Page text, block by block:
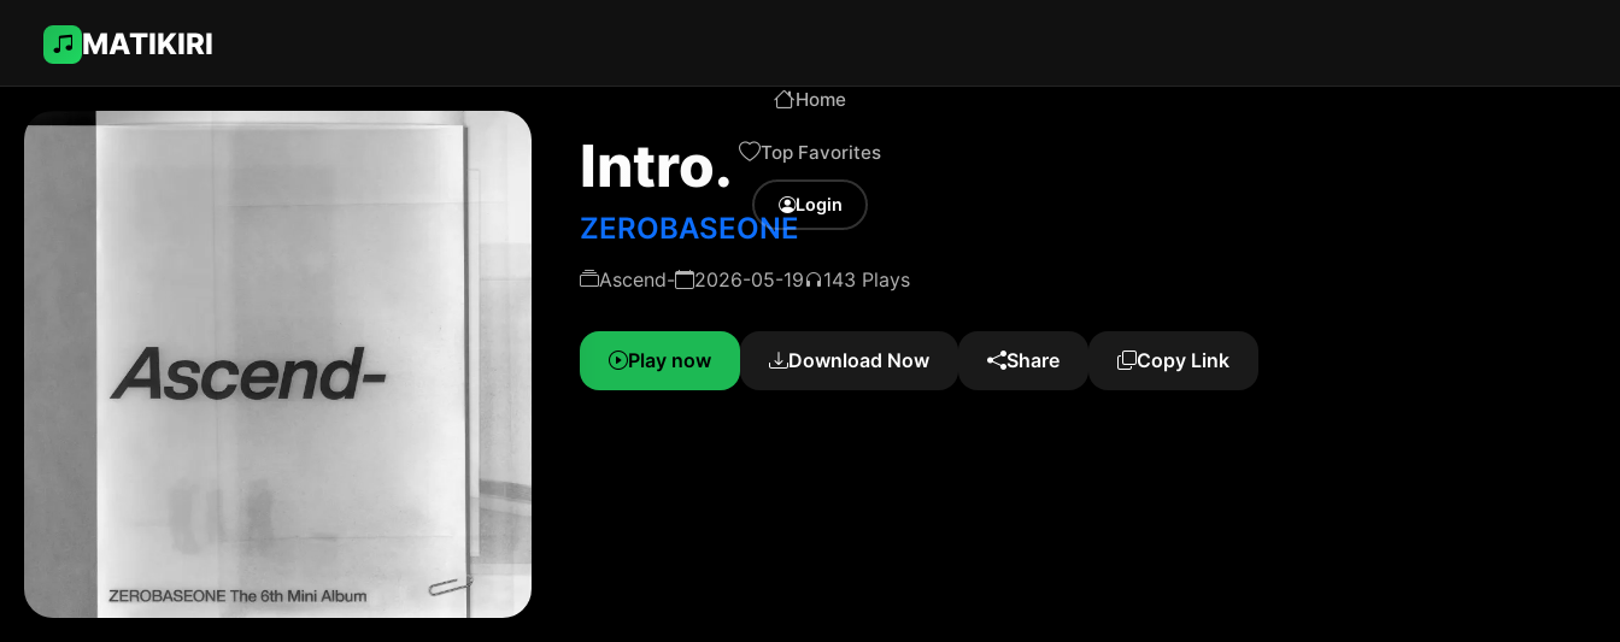
MATIKIRI
Home
Top Favorites
Login
Intro.
ZEROBASEONE
Ascend- 2026-05-19 143 Plays
Play now Download Now Share Copy Link